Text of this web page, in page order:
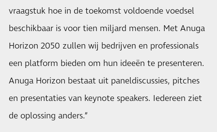
vraagstuk hoe in de toekomst voldoende voedsel
beschikbaar is voor tien miljard mensen. Met Anuga
Horizon 2050 zullen wij bedrijven en professionals
een platform bieden om hun ideeën te presenteren.
Anuga Horizon bestaat uit paneldiscussies, pitches
en presentaties van keynote speakers. Iedereen ziet
de oplossing anders.”